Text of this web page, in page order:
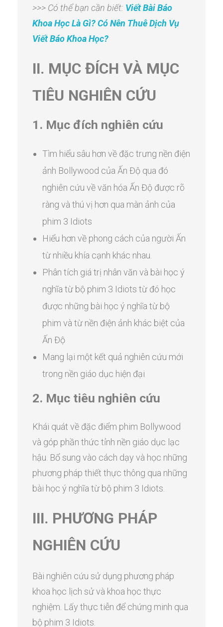
>>> Có thể bạn cần biết: Viết Bài Báo
Khoa Học Là Gì? Có Nên Thuê Dịch Vụ
Viết Báo Khoa Học?
II. MỤC ĐÍCH VÀ MỤC
TIÊU NGHIÊN CỨU
1. Mục đích nghiên cứu
Tìm hiểu sâu hơn về đặc trưng nền điện
ảnh Bollywood của Ấn Độ qua đó
nghiên cứu về văn hóa Ấn Độ được rõ
ràng và thú vị hơn qua màn ảnh của
phim 3 Idiots
Hiểu hơn về phong cách của người Ấn
từ nhiều khía cạnh khác nhau.
Phân tích giá trị nhân văn và bài học ý
nghĩa từ bộ phim 3 Idiots từ đó học
được những bài học ý nghĩa từ bộ
phim và từ nền điện ảnh khác biệt của
Ấn Độ
Mang lại một kết quả nghiên cứu mới
trong nền giáo dục hiện đại
2. Mục tiêu nghiên cứu
Khái quát về đặc điểm phim Bollywood
và góp phần thức tỉnh nền giáo dục lạc
hậu. Bổ sung vào cách dạy và học những
phương pháp thiết thực thông qua những
bài học ý nghĩa từ bộ phim 3 Idiots.
III. PHƯƠNG PHÁP
NGHIÊN CỨU
Bài nghiên cứu sử dụng phương pháp
khoa học lịch sử và khoa học thực
nghiệm. Lấy thực tiễn để chứng minh qua
bộ phim 3 Idiots.